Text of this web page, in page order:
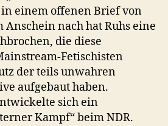
in einem offenen Brief von
Anschein nach hat Ruhs eine
die diese
Fetischisten
der teils unwahren
aufgebaut haben.
sich ein
Kampf“ beim NDR.